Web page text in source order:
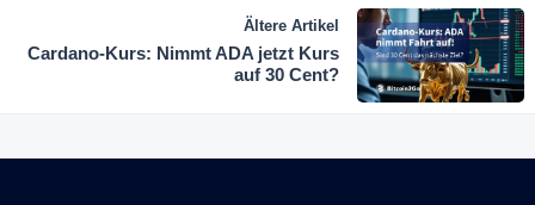
Ältere Artikel
Cardano-Kurs: Nimmt ADA jetzt Kurs
auf 30 Cent?